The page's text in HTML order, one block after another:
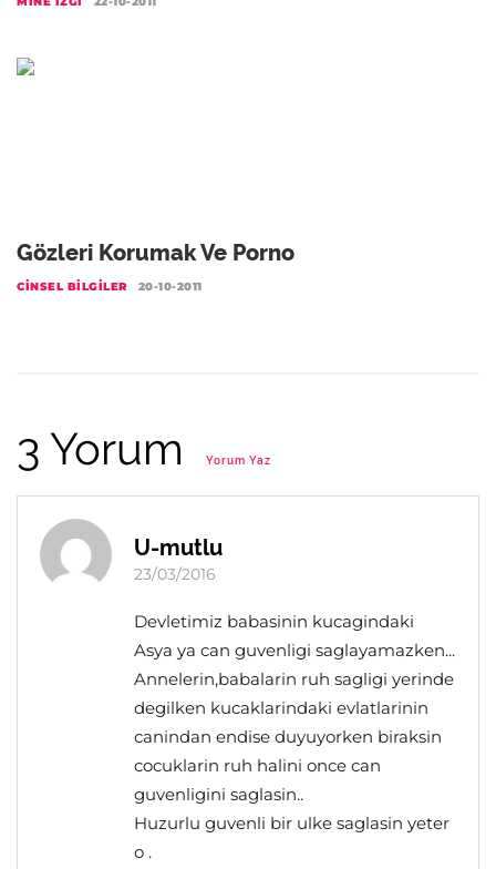
Gözleri Korumak Ve Porno
CINSEL BILGILER 20-10-2011
3 Yorum Yorum Yaz
U-mutlu
23/03/2016
Devletimiz babasinin kucagindaki
Asya ya can guvenligi saglayamazken...
Annelerin,babalarin ruh sagligi yerinde
degilken kucaklarindaki evlatlarinin
canindan endise duyuyorken biraksin
cocuklarin ruh halini once can
guvenligini saglasin..
Huzurlu guvenli bir ulke saglasin yeter
o .